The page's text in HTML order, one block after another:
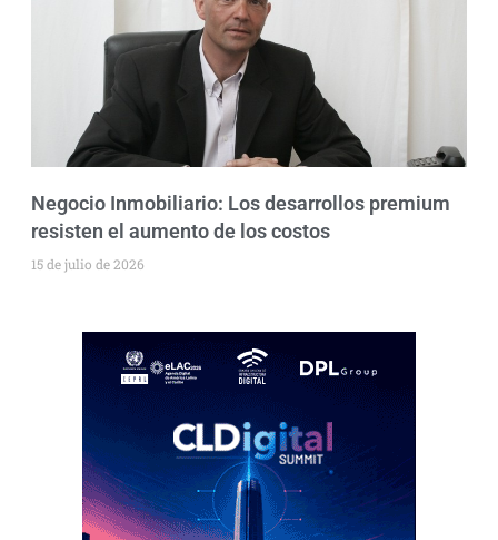
Negocio Inmobiliario: Los desarrollos premium
resisten el aumento de los costos
15 de julio de 2026